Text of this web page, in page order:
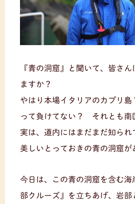
『青の洞窟』と聞いて、皆さ
ますか？
やはり本場イタリアのカプリ
って負けてない？ それとも南
実は、道内にはまだまだ知られ
美しいとっておきの青の洞窟が
今日は、この青の洞窟を含む海
部クルーズ』を立ちあげ、岩部